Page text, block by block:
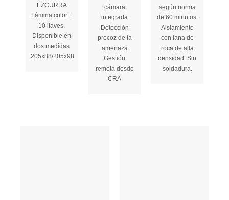
EZCURRA
Lámina color +
10 llaves.
Disponible en
dos medidas
205x88/205x98
cámara
integrada
Detección
precoz de la
amenaza
Gestión
remota desde
CRA
según norma
de 60 minutos.
Aislamiento
con lana de
roca de alta
densidad. Sin
soldadura.